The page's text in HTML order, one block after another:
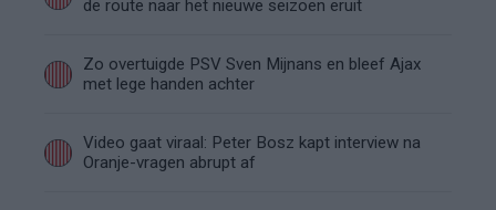
de route naar het nieuwe seizoen eruit
Zo overtuigde PSV Sven Mijnans en bleef Ajax
met lege handen achter
Video gaat viraal: Peter Bosz kapt interview na
Oranje-vragen abrupt af